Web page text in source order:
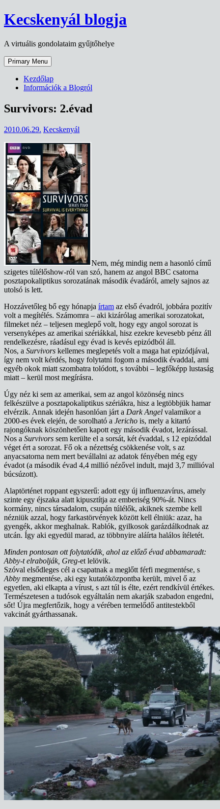
Skip
to
Kecskenyál blogja
A virtuális gondolataim gyűjtőhelye
Primary Menu
Kezdőlap
Információk a Blogról
Survivors: 2.évad
2010.06.29. Kecskenyál
Nem, még mindig nem a hasonló című
szigetes túlélőshow-ról van szó, hanem az angol BBC csatorna
posztapokaliptikus sorozatának második évadáról, amely sajnos az
utolsó is lett.
Hozzávetőleg bő egy hónapja írtam az első évadról, jobbára pozitív
volt a megítélés. Számomra – aki kizárólag amerikai sorozatokat,
filmeket néz – teljesen meglepő volt, hogy egy angol sorozat is
versenyképes az amerikai szériákkal, hisz ezekre kevesebb pénz áll
rendelkezésre, ráadásul egy évad is kevés epizódból áll.
Nos, a Survivors kellemes meglepetés volt a maga hat epizódjával,
így nem volt kérdés, hogy folytatni fogom a második évaddal, ami
egyéb okok miatt szombatra tolódott, s további – legfőképp lustaság
miatt – kerül most megírásra.
Úgy néz ki sem az amerikai, sem az angol közönség nincs
felkészülve a posztapokaliptikus szériákra, hisz a legtöbbjük hamar
elvérzik. Annak idején hasonlóan járt a Dark Angel valamikor a
2000-es évek elején, de sorolható a Jericho is, mely a kitartó
rajongóknak köszönhetően kapott egy második évadot, lezárással.
Nos a Survivors sem kerülte el a sorsát, két évaddal, s 12 epizóddal
véget ért a sorozat. Fő ok a nézettség csökkenése volt, s az
anyacsatorna nem mert bevállalni az adatok fényében még egy
évadot (a második évad 4,4 millió nézővel indult, majd 3,7 millióval
búcsúzott).
Alaptörténet roppant egyszerű: adott egy új influenzavírus, amely
szinte egy éjszaka alatt kipusztítja az emberiség 90%-át. Nincs
kormány, nincs társadalom, csupán túlélők, akiknek szembe kell
nézniük azzal, hogy farkastörvények között kell élniük: azaz, ha
gyengék, akkor meghalnak. Rablók, gyilkosok garázdálkodnak az
utcán. Így aki egyedül marad, az többnyire aláírta halálos ítéletét.
Minden pontosan ott folytatódik, ahol az előző évad abbamaradt:
Abby-t elrabolják, Greg-et lelövik.
Szóval elsődleges cél a csapatnak a meglőtt férfi megmentése, s
Abby megmentése, aki egy kutatóközpontba került, mivel ő az
egyetlen, aki elkapta a vírust, s azt túl is élte, ezért rendkívül értékes.
Természetesen a tudósok egyáltalán nem akarják szabadon engedni,
sőt! Újra megfertőzik, hogy a vérében termelődő antitestekből
vakcinát gyárthassanak.